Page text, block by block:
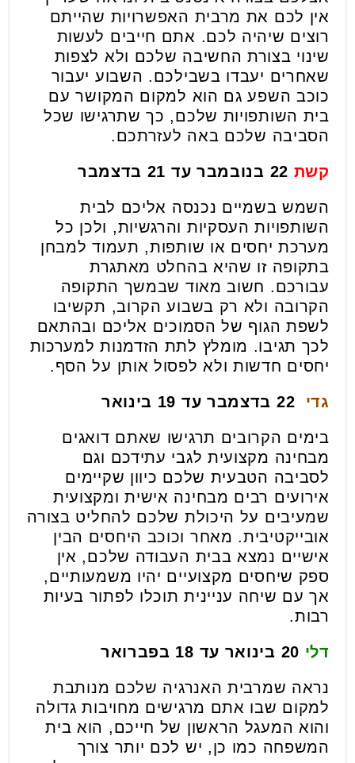
אין לכם את מרבית האפשרויות שהייתם
רוצים שיהיה לכם. אתם חייבים לעשות
שינוי בצורת החשיבה שלכם ולא לצפות
שאחרים יעבדו בשבילכם. השבוע יעבור
כוכב השפע גם הוא למקום המקושר עם
בית השותפויות שלכם, כך שתרגישו שכל
הסביבה שלכם באה לעזרתכם.
קשת
השמש בשמיים נכנסה אליכם לבית
השותפויות העסקיות והרגשיות, ולכן כל
מערכת יחסים או שותפות, תעמוד למבחן
בתקופה זו שהיא בהחלט מאתגרת
עבורכם. חשוב מאוד שבמשך התקופה
הקרובה ולא רק בשבוע הקרוב, תקשיבו
לשפת הגוף של הסמוכים אליכם ובהתאם
לכך תגיבו. מומלץ לתת הזדמנות למערכות
יחסים חדשות ולא לפסול אותן על הסף.
גדי
בימים הקרובים תרגישו שאתם דואגים
מבחינה מקצועית לגבי עתידכם וגם
לסביבה הטבעית שלכם כיוון שקיימים
אירועים רבים מבחינה אישית ומקצועית
שמעיבים על היכולת שלכם להחליט בצורה
אובייקטיבית. מאחר וכוכב היחסים הבין
אישיים נמצא בבית העבודה שלכם, אין
ספק שיחסים מקצועיים יהיו משמעותיים,
אך עם שיחה עניינית תוכלו לפתור בעיות
רבות.
דלי
נראה שמרבית האנרגיה שלכם מנותבת
למקום שבו אתם מרגישים מחויבות גדולה
והוא המעגל הראשון של חייכם, הוא בית
המשפחה כמו כן, יש לכם יותר צורך